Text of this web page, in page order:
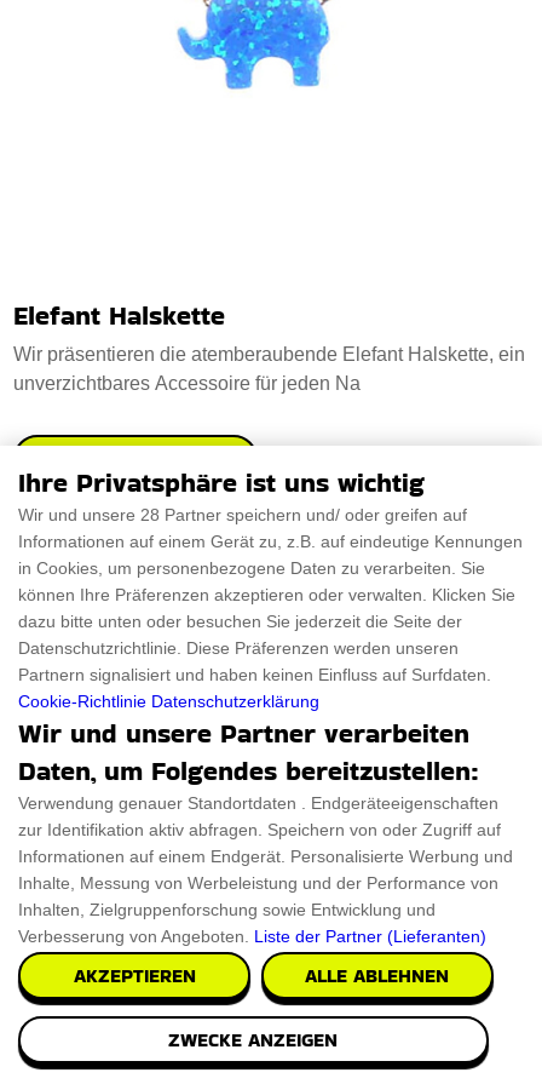
Elefant Halskette
Wir präsentieren die atemberaubende Elefant Halskette, ein
unverzichtbares Accessoire für jeden Na
€50.67
Ihre Privatsphäre ist uns wichtig
Wir und unsere 28 Partner speichern und/ oder greifen auf
Informationen auf einem Gerät zu, z.B. auf eindeutige Kennungen
in Cookies, um personenbezogene Daten zu verarbeiten. Sie
können Ihre Präferenzen akzeptieren oder verwalten. Klicken Sie
dazu bitte unten oder besuchen Sie jederzeit die Seite der
Datenschutzrichtlinie. Diese Präferenzen werden unseren
Partnern signalisiert und haben keinen Einfluss auf Surfdaten.
Cookie-Richtlinie Datenschutzerklärung
Wir und unsere Partner verarbeiten
Daten, um Folgendes bereitzustellen:
Verwendung genauer Standortdaten . Endgeräteeigenschaften
zur Identifikation aktiv abfragen. Speichern von oder Zugriff auf
Informationen auf einem Endgerät. Personalisierte Werbung und
Inhalte, Messung von Werbeleistung und der Performance von
Inhalten, Zielgruppenforschung sowie Entwicklung und
Verbesserung von Angeboten. Liste der Partner (Lieferanten)
AKZEPTIEREN ALLE ABLEHNEN
ZWECKE ANZEIGEN